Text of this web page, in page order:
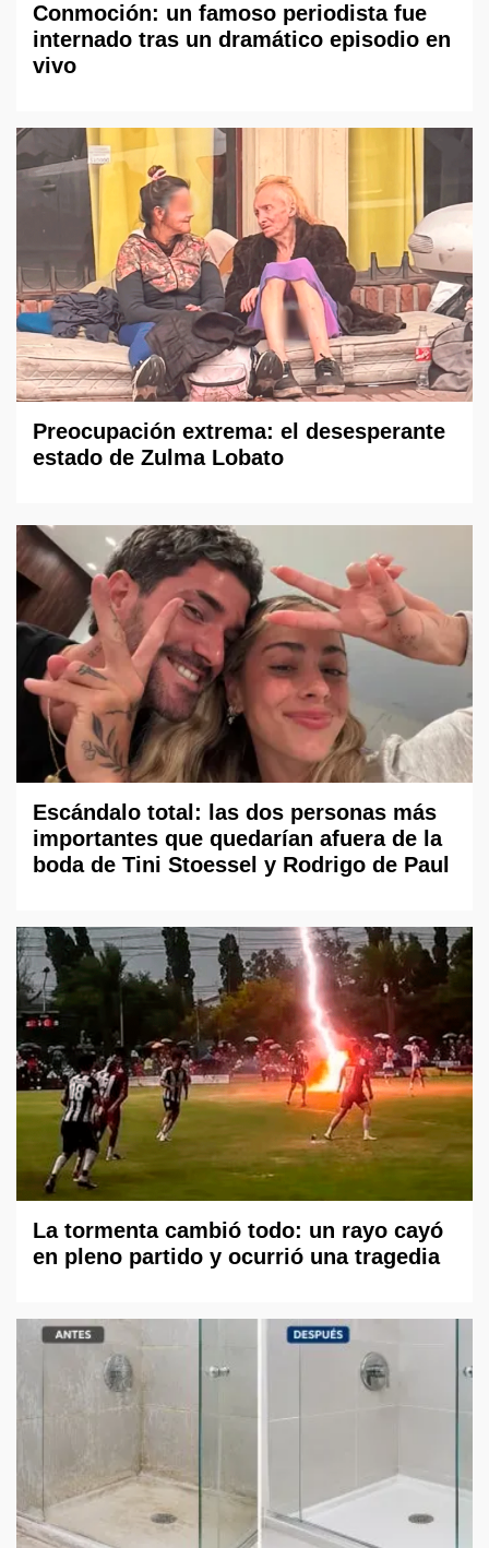
Conmoción: un famoso periodista fue
internado tras un dramático episodio en
vivo
Preocupación extrema: el desesperante
estado de Zulma Lobato
Escándalo total: las dos personas más
importantes que quedarían afuera de la
boda de Tini Stoessel y Rodrigo de Paul
La tormenta cambió todo: un rayo cayó
en pleno partido y ocurrió una tragedia